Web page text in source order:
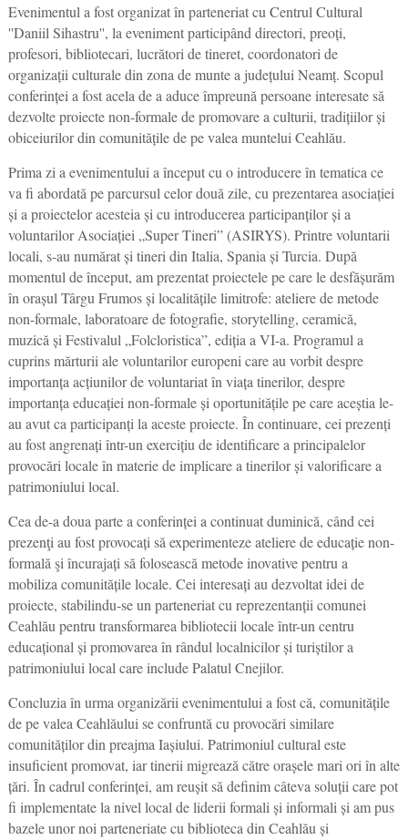
Evenimentul a fost organizat în parteneriat cu Centrul Cultural
''Daniil Sihastru'', la eveniment participând directori, preoți,
profesori, bibliotecari, lucrători de tineret, coordonatori de
organizații culturale din zona de munte a județului Neamț. Scopul
conferinței a fost acela de a aduce împreună persoane interesate să
dezvolte proiecte non-formale de promovare a culturii, tradițiilor și
obiceiurilor din comunitățile de pe valea muntelui Ceahlău.
Prima zi a evenimentului a început cu o introducere în tematica ce
va fi abordată pe parcursul celor două zile, cu prezentarea asociației
și a proiectelor acesteia și cu introducerea participanților și a
voluntarilor Asociației „Super Tineri” (ASIRYS). Printre voluntarii
locali, s-au numărat și tineri din Italia, Spania și Turcia. După
momentul de început, am prezentat proiectele pe care le desfășurăm
în orașul Târgu Frumos și localitățile limitrofe: ateliere de metode
non-formale, laboratoare de fotografie, storytelling, ceramică,
muzică și Festivalul „Folcloristica”, ediția a VI-a. Programul a
cuprins mărturii ale voluntarilor europeni care au vorbit despre
importanța acțiunilor de voluntariat în viața tinerilor, despre
importanța educației non-formale și oportunitățile pe care aceștia le-
au avut ca participanți la aceste proiecte. În continuare, cei prezenți
au fost angrenați într-un exercițiu de identificare a principalelor
provocări locale în materie de implicare a tinerilor și valorificare a
patrimoniului local.
Cea de-a doua parte a conferinței a continuat duminică, când cei
prezenţi au fost provocați să experimenteze ateliere de educație non-
formală şi încurajați să folosească metode inovative pentru a
mobiliza comunitățile locale. Cei interesați au dezvoltat idei de
proiecte, stabilindu-se un parteneriat cu reprezentanții comunei
Ceahlău pentru transformarea bibliotecii locale într-un centru
educațional și promovarea în rândul localnicilor și turiștilor a
patrimoniului local care include Palatul Cnejilor.
Concluzia în urma organizării evenimentului a fost că, comunitățile
de pe valea Ceahlăului se confruntă cu provocări similare
comunităților din preajma Iașiului. Patrimoniul cultural este
insuficient promovat, iar tinerii migrează către orașele mari ori în alte
țări. În cadrul conferinței, am reușit să definim câteva soluții care pot
fi implementate la nivel local de liderii formali și informali și am pus
bazele unor noi parteneriate cu biblioteca din Ceahlău și